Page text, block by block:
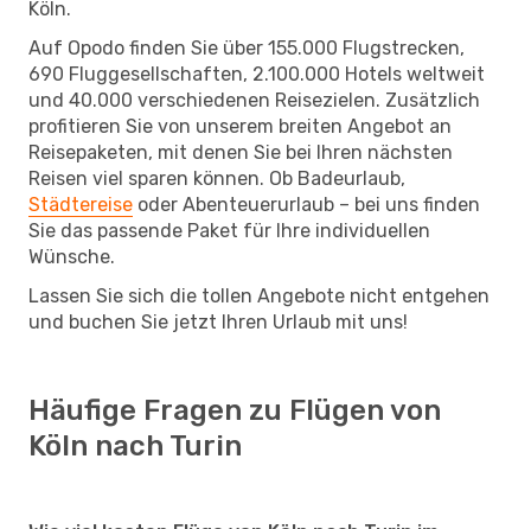
Köln.
Auf Opodo finden Sie über 155.000 Flugstrecken,
690 Fluggesellschaften, 2.100.000 Hotels weltweit
und 40.000 verschiedenen Reisezielen. Zusätzlich
profitieren Sie von unserem breiten Angebot an
Reisepaketen, mit denen Sie bei Ihren nächsten
Reisen viel sparen können. Ob Badeurlaub,
Städtereise oder Abenteuerurlaub – bei uns finden
Sie das passende Paket für Ihre individuellen
Wünsche.
Lassen Sie sich die tollen Angebote nicht entgehen
und buchen Sie jetzt Ihren Urlaub mit uns!
Häufige Fragen zu Flügen von
Köln nach Turin